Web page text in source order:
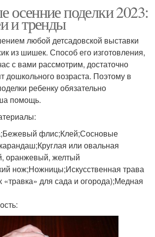
осенние поделки 2023:
и тренды
любой детсадовской выставки
из шишек. Способ его изготовления,
с вами рассмотрим, достаточно
дошкольного возраста. Поэтому в
ребенку обязательно
помощь.
флис;Клей;Сосновые
или овальная
оранжевый, желтый
нож;Ножницы;Искусственная трава
«травка» для сада и огорода);Медная